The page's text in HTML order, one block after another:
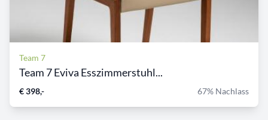
Team 7
Team 7 Eviva Esszimmerstuhl...
€ 398,- 67% Nachlass